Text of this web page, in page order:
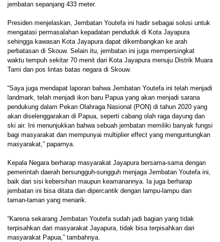
jembatan sepanjang 433 meter.
Presiden menjelaskan, Jembatan Youtefa ini hadir sebagai solusi untuk
mengatasi permasalahan kepadatan penduduk di Kota Jayapura
sehingga kawasan Kota Jayapura dapat dikembangkan ke arah
perbatasan di Skouw. Selain itu, jembatan ini juga mempersingkat
waktu tempuh sekitar 70 menit dari Kota Jayapura menuju Distrik Muara
Tami dan pos lintas batas negara di Skouw.
“Saya juga mendapat laporan bahwa Jembatan Youtefa ini telah menjadi
landmark, telah menjadi ikon baru Papua yang akan menjadi sarana
pendukung dalam Pekan Olahraga Nasional (PON) di tahun 2020 yang
akan diselenggarakan di Papua, seperti cabang olah raga dayung dan
ski air. Ini menunjukkan bahwa sebuah jembatan memiliki banyak fungsi
bagi masyarakat dan mempunyai multiplier effect yang menguntungkan
masyarakat,” paparnya.
Kepala Negara berharap masyarakat Jayapura bersama-sama dengan
pemerintah daerah bersungguh-sungguh menjaga Jembatan Youtefa ini,
baik dari sisi kebersihan maupun keamanannya. Ia juga berharap
jembatan ini bisa ditata dan dipercantik dengan lampu-lampu dan
taman-taman yang menarik.
“Karena sekarang Jembatan Youtefa sudah jadi bagian yang tidak
terpisahkan dari masyarakat Jayapura, tidak bisa terpisahkan dari
masyarakat Papua,” tambahnya.